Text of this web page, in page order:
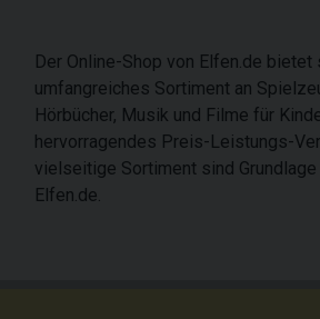
Der Online-Shop von Elfen.de bietet
umfangreiches Sortiment an
Hörbücher, Musik und Filme für
hervorragendes Preis-Leistungs-
vielseitige Sortiment sind
Elfen.de.